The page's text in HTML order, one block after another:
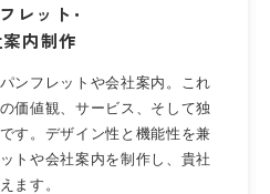
レット･
内制作
ンフレットや会社案内。これ
価値観、サービス、そして独
す。デザイン性と機能性を兼
トや会社案内を制作し、貴社
ます。